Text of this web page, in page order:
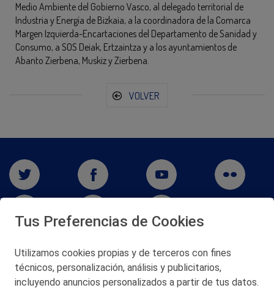
Medio Ambiente del Gobierno Vasco, al delegado territorial de
Industria y Energía de Bizkaia, a la coordinadora de la Comarca
Margen Izquierda-Encartaciones del Departamento de Sanidad y
Consumo, a SOS Deiak, Ertzaintza y a los ayuntamientos de
Abanto Zierbena, Muskiz y Zierbena.
VOLVER
San Martín 5-Edificio Muñatones,
48550 Muskiz (Bizkaia)
Tus Preferencias de Cookies
Utilizamos cookies propias y de terceros con fines
técnicos, personalización, análisis y publicitarios,
incluyendo anuncios personalizados a partir de tus datos.